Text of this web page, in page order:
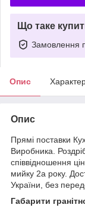
Що таке
Замовлення
Опис
Опис
Прямі поставки
Виробника.
співвідношення
мийку 2а року.
України, без
Габарити